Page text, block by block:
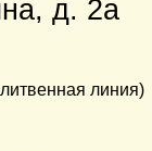
д. 2а
линия)